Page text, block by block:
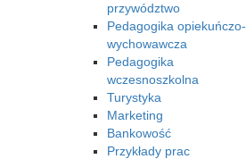
przywództwo
Pedagogika opiekuńczo-
wychowawcza
Pedagogika
wczesnoszkolna
Turystyka
Marketing
Bankowość
Przykłady prac